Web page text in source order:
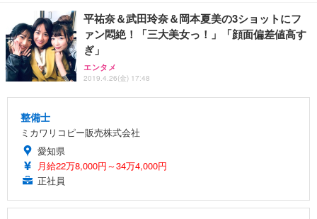
平祐奈＆武田玲奈＆岡本夏美の3ショットにフ
ァン悶絶！「三大美女っ！」「顔面偏差値高す
ぎ」
エンタメ
2019.4.26(金) 17:48
整備士
ミカワリコピー販売株式会社
愛知県
月給22万8,000円～34万4,000円
正社員